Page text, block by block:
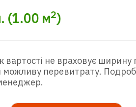
(1.00м2)
вартості не враховує ширину
можливу перевитрату.